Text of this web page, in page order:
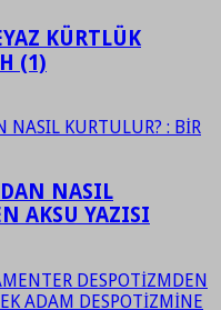
KÜRTLÜK
(1)
NASIL
AKSU YAZISI